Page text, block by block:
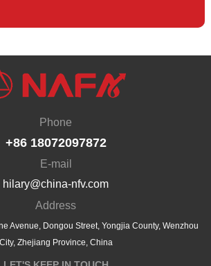
Phone
+86 18072097872
E-mail
hilary@china-nfv.com
Address
Avenue, Dongou Street, Yongjia County, Wenzhou
City, Zhejiang Province, China